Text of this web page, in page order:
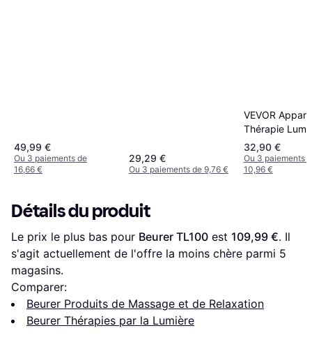
49,99 €
Ou 3 paiements de
16,66 €
29,29 €
Ou 3 paiements de 9,76 €
VEVOR
Thérapie
Rouge 3 en 1
32,90 €
Ou 3 paiements
10,96 €
Détails du produit
Le prix le plus bas pour Beurer TL100 est 109,99 €. Il
s'agit actuellement de l'offre la moins chère parmi 5
magasins.
Comparer:
Beurer Produits de Massage et de Relaxation
Beurer Thérapies par la Lumière